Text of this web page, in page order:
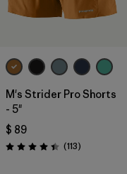
M's Strider Pro Shorts
- 5"
$ 89
Valoración: 4.4 / 5
(113Comentarios
)